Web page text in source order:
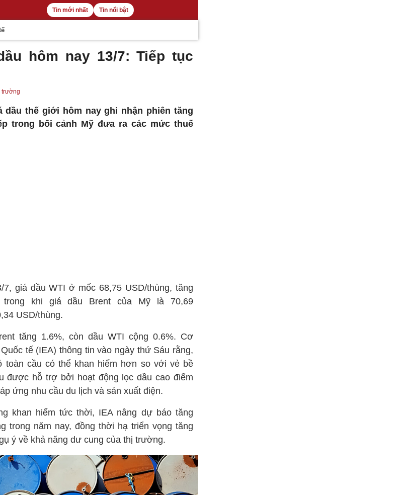
Tin mới nhất Tin nổi bật
hôm nay 13/7: Tiếp tục
trường
dầu thế giới hôm nay ghi nhận phiên tăng
trong bối cảnh Mỹ đưa ra các mức thuế
7, giá dầu WTI ở mốc 68,75 USD/thùng, tăng
trong khi giá dầu Brent của Mỹ là 70,69
USD/thùng.
tăng 1.6%, còn dầu WTI cộng 0.6%. Cơ
tế (IEA) thông tin vào ngày thứ Sáu rằng,
toàn cầu có thể khan hiếm hơn so với vẻ bề
được hỗ trợ bởi hoạt động lọc dầu cao điểm
ứng nhu cầu du lịch và sản xuất điện.
khan hiếm tức thời, IEA nâng dự báo tăng
trong năm nay, đồng thời hạ triển vọng tăng
ý về khả năng dư cung của thị trường.